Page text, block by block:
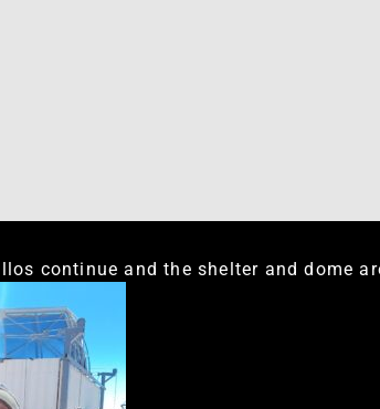
continue and the shelter and dome